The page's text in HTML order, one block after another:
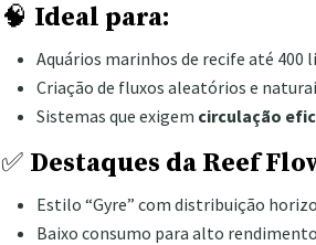
🧠 Ideal para:
Aquários marinhos de recife até 400
Criação de fluxos aleatórios e
Sistemas que exigem circulação
✅ Destaques da Reef
Estilo “Gyre” com distribuição
Baixo consumo para alto rendimento